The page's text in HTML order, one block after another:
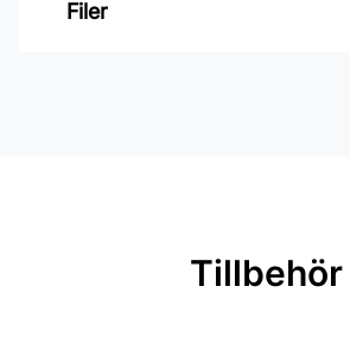
Bredd: 0,53 m
Filer
Tillbehör